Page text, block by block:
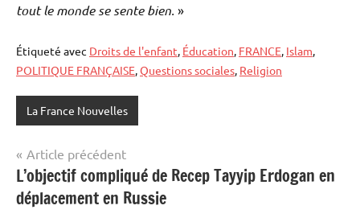
tout le monde se sente bien. »
Étiqueté avec Droits de l'enfant, Éducation, FRANCE, Islam,
POLITIQUE FRANÇAISE,Questions sociales, Religion
La France Nouvelles
Navigation
de
l’article
Article précédent
L’objectif compliqué de Recep Tayyip Erdogan en
déplacement en Russie